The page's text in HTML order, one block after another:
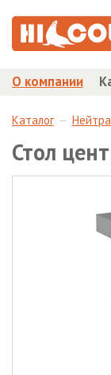
О компании
Каталог
Стол